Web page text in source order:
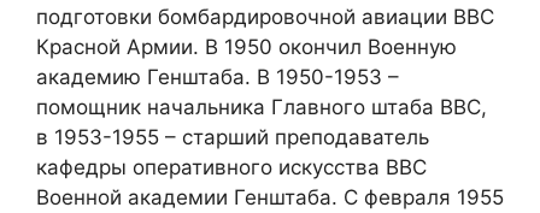
подготовки бомбардировочной авиации ВВС
Красной Армии. В 1950 окончил Военную
академию Генштаба. В 1950-1953 –
помощник начальника Главного штаба ВВС,
в 1953-1955 – старший преподаватель
кафедры оперативного искусства ВВС
Военной академии Генштаба. С февраля 1955